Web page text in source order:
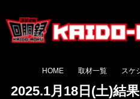
HOME 取材一覧 スケ
2025.1月18日(土)結果